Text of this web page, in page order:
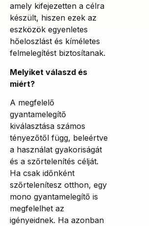
amely kifejezetten a célra
készült, hiszen ezek az
eszközök egyenletes
hőeloszlást és kíméletes
felmelegítést biztosítanak.
Melyiket válaszd és
miért?
A megfelelő
gyantamelegítő
kiválasztása számos
tényezőtől függ, beleértve
a használat gyakoriságát
és a szőrtelenítés célját.
Ha csak időnként
szőrtelenítesz otthon, egy
mono gyantamelegítő is
megfelelhet az
igényeidnek. Ha azonban